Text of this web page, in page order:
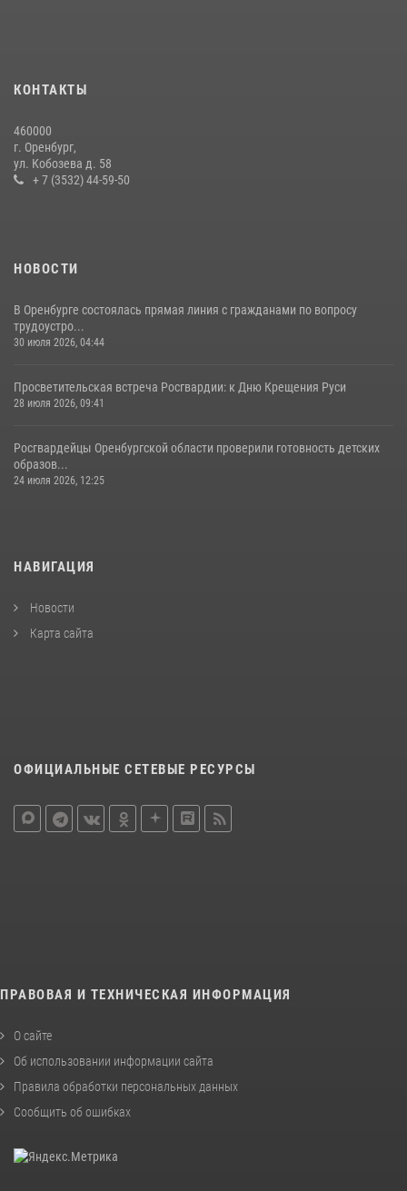
В Управлении Росгвардии по Оренбургской области подвели итоги
служебно-боевой деятельности за первое полугодие 2026 года
17 июля 2026, 11:30
КОНТАКТЫ
460000
г. Оренбург,
ул. Кобозева д. 58
+ 7 (3532) 44-59-50
НОВОСТИ
В Оренбурге состоялась прямая линия с гражданами по вопросу
трудоустро...
30 июля 2026, 04:44
Просветительская встреча Росгвардии: к Дню Крещения Руси
28 июля 2026, 09:41
Росгвардейцы Оренбургской области проверили готовность детских
образов...
24 июля 2026, 12:25
НАВИГАЦИЯ
Новости
Карта сайта
ОФИЦИАЛЬНЫЕ СЕТЕВЫЕ РЕСУРСЫ
ПРАВОВАЯ И ТЕХНИЧЕСКАЯ ИНФОРМАЦИЯ
О сайте
Об использовании информации сайта
Правила обработки персональных данных
Сообщить об ошибках